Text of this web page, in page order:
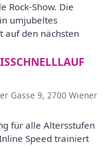
Rock-Show. Die
umjubeltes
auf den nächsten
Gasse 9, 2700 Wiener
für alle Altersstufen
Speed trainiert